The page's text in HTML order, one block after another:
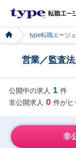
type転職エージ
営業／監査
公開中の求人 1 件
非公開求人 0 件がヒ
非